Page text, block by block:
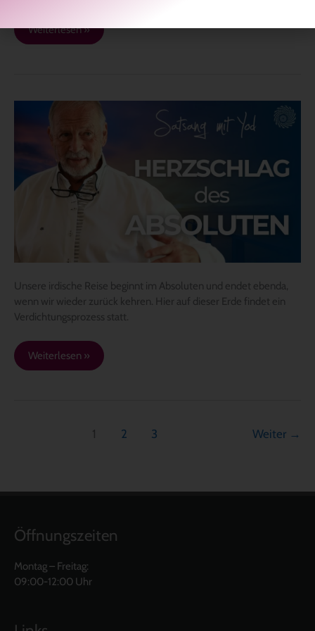
Weiterlesen »
Unsere irdische Reise beginnt im Absoluten und endet ebenda,
wenn wir wieder zurück kehren. Hier auf dieser Erde findet ein
Verdichtungsprozess statt.
Herzschlag
Absoluten
Weiterlesen »
1 2 3 Weiter →
Öffnungszeiten
Montag – Freitag:
09:00-12:00 Uhr